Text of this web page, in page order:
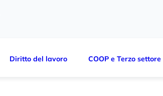
Diritto del lavoro COOP e Terzo settore